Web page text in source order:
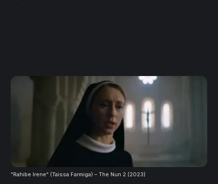
"Rahibe Irene" (Taissa Farmiga) – The Nun 2 (2023)